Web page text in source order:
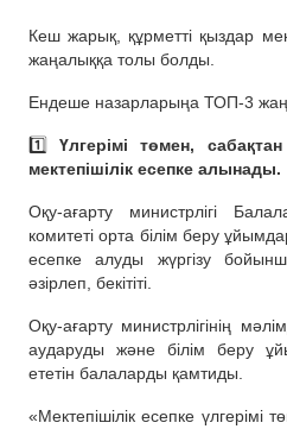
Кеш жарық, құрметті қыздар мен
жаңалыққа толы болды.
Ендеше назарларыңа ТОП-3
1️⃣Үлгерімі төмен,
мектепішілік есепке алынады.
Оқу-ағарту министрлігі
комитеті орта білім беру
есепке алуды жүргізу
әзірлеп, бекітіті.
Оқу-ағарту министрлігінің
аударуды және білім беру
ететін балаларды қамтиды.
«Мектепішілік есепке үлгерімі